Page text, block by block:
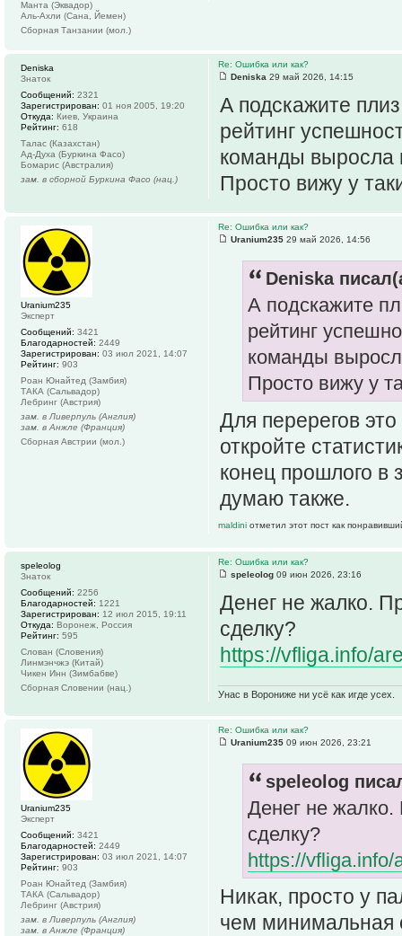
Манта (Эквадор)
Аль-Ахли (Сана, Йемен)
Сборная Танзании (мол.)
Re: Ошибка или как?
Deniska 29 май 2026, 14:15
А подскажите
рейтинг
команды выросла
Просто вижу у
Deniska
Знаток
Сообщений: 2321
Зарегистрирован: 01 ноя 2005, 19:20
Откуда: Киев, Украина
Рейтинг: 618
Талас (Казахстан)
Ад-Духа (Буркина Фасо)
Бомарис (Австралия)
зам. в сборной Буркина Фасо (нац.)
Re: Ошибка или как?
Uranium235 29 май 2026, 14:56
Deniska
А подскажите
рейтинг
команды
Просто вижу у
Для перерегов
откройте
конец прошлого в
думаю также.
maldini отметил этот пост как
Uranium235
Эксперт
Сообщений: 3421
Благодарностей: 2449
Зарегистрирован: 03 июл 2021, 14:07
Рейтинг: 903
Роан Юнайтед (Замбия)
ТАКА (Сальвадор)
Лебринг (Австрия)
зам. в Ливерпуль (Англия)
зам. в Анжле (Франция)
Сборная Австрии (мол.)
Re: Ошибка или как?
speleolog 09 июн 2026, 23:16
Денег не жалко.
сделку?
https://vfliga.info/
Унас в Ворониже ни усё как игде усех.
speleolog
Знаток
Сообщений: 2256
Благодарностей: 1221
Зарегистрирован: 12 июл 2015, 19:11
Откуда: Воронеж, Россия
Рейтинг: 595
Слован (Словения)
Линмэнчжэ (Китай)
Чикен Инн (Зимбабве)
Сборная Словении (нац.)
Re: Ошибка или как?
Uranium235 09 июн 2026, 23:21
speleolog
Денег не жалко.
сделку?
https://vfliga.info/
Никак, просто у
чем минимальная
Uranium235
Эксперт
Сообщений: 3421
Благодарностей: 2449
Зарегистрирован: 03 июл 2021, 14:07
Рейтинг: 903
Роан Юнайтед (Замбия)
ТАКА (Сальвадор)
Лебринг (Австрия)
зам. в Ливерпуль (Англия)
зам. в Анжле (Франция)